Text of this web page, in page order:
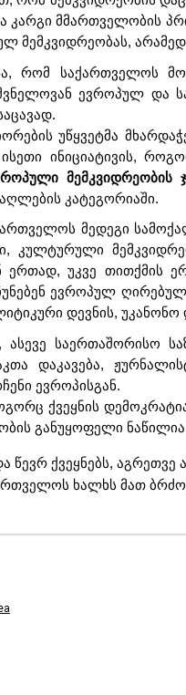
კარგი მმართველობის
არამედ
რომ
ევროპულ
უწყვეტმა
ინიციატივის,
კატეგორიაში.
მედეგი
ერთად, უკვე თითქმის
ევროპულ
დევნის,
ასევე საერთაშორისო
დაკავება,
ევროპისგან.
ქვეყნის
განუყოფელი
წევრ ქვეყნებს,
ხალხს მათ